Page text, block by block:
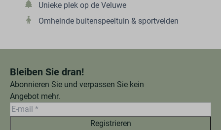
Unieke plek op de Veluwe
Omheinde buitenspeeltuin & sportvelden
Bleiben Sie dran!
Abonnieren Sie und verpassen Sie kein
Angebot mehr.
Registrieren